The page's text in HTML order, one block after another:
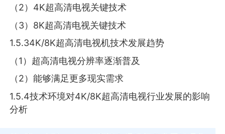
（2）4K超高清电视关键技术
（3）8K超高清电视关键技术
1.5.34K/8K超高清电视机技术发展趋势
（1）超高清电视分辨率逐渐普及
（2）能够满足更多现实需求
1.5.4技术环境对4K/8K超高清电视行业发展的影响
分析